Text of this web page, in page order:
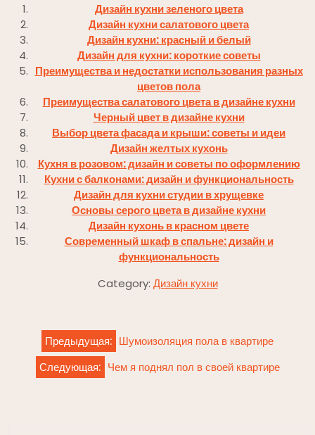
Дизайн кухни зеленого цвета
Дизайн кухни салатового цвета
Дизайн кухни: красный и белый
Дизайн для кухни: короткие советы
Преимущества и недостатки использования разных
цветов пола
Преимущества салатового цвета в дизайне кухни
Черный цвет в дизайне кухни
Выбор цвета фасада и крыши: советы и идеи
Дизайн желтых кухонь
Кухня в розовом: дизайн и советы по оформлению
Кухни с балконами: дизайн и функциональность
Дизайн для кухни студии в хрущевке
Основы серого цвета в дизайне кухни
Дизайн кухонь в красном цвете
Современный шкаф в спальне: дизайн и
функциональность
Category: Дизайн кухни
Навигация
записям
Предыдущая: Шумоизоляция пола в квартире
Следующая: Чем я поднял пол в своей квартире